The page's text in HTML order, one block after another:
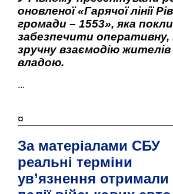
оновленої «Гарячої лінії
громади – 1553», яка
забезпечити
зручну взаємодію жителів
владою.
...
¤
За матеріалами СБУ
реальні терміни
ув’язнення отримали